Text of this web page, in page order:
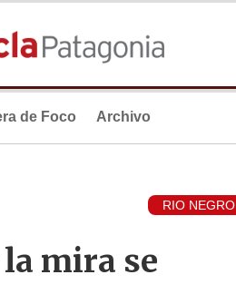
de Foco Archivo
RIO NEGRO
mira se